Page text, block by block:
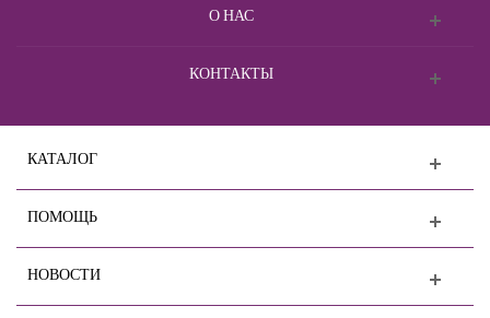
О НАС
КОНТАКТЫ
КАТАЛОГ
ПОМОЩЬ
НОВОСТИ